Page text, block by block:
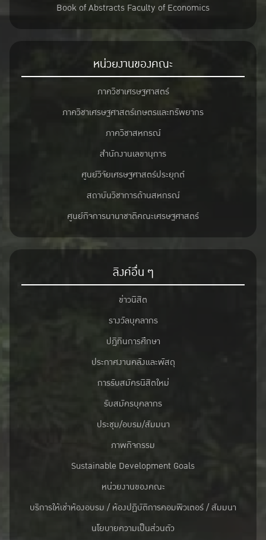
Book of Abstracts Faculty of Economics
หน่วยงานของคณะ
ภาควิชาเศรษฐศาสตร์
ภาควิชาเศรษฐศาสตร์เกษตรและทรัพยากร
ภาควิชาสหกรณ์
สำนักงานเลขานุการ
ศูนย์วิจัยเศรษฐศาสตร์ประยุกต์
สถาบันวิชาการด้านสหกรณ์
ศูนย์กิจการนานาชาติคณะเศรษฐศาสตร์
ลิงค์อื่น ๆ
ข่าวนิสิต
รางวัลบุคลากร
ปฎิทินการศึกษา
ประกาศงานคลังและพัสดุ
การรับสมัครนิสิตใหม่
รับสมัครบุคลากร
ประชุม/อบรม/สัมมนา
ภาพกิจกรรม
Sustainable Development Goals
หน่วยงานของคณะ
บริการให้เช่าห้องอบรม / ห้องปฏิบัติการคอมพิวเตอร์ / สัมมนา
นโยบายความเป็นส่วนตัว